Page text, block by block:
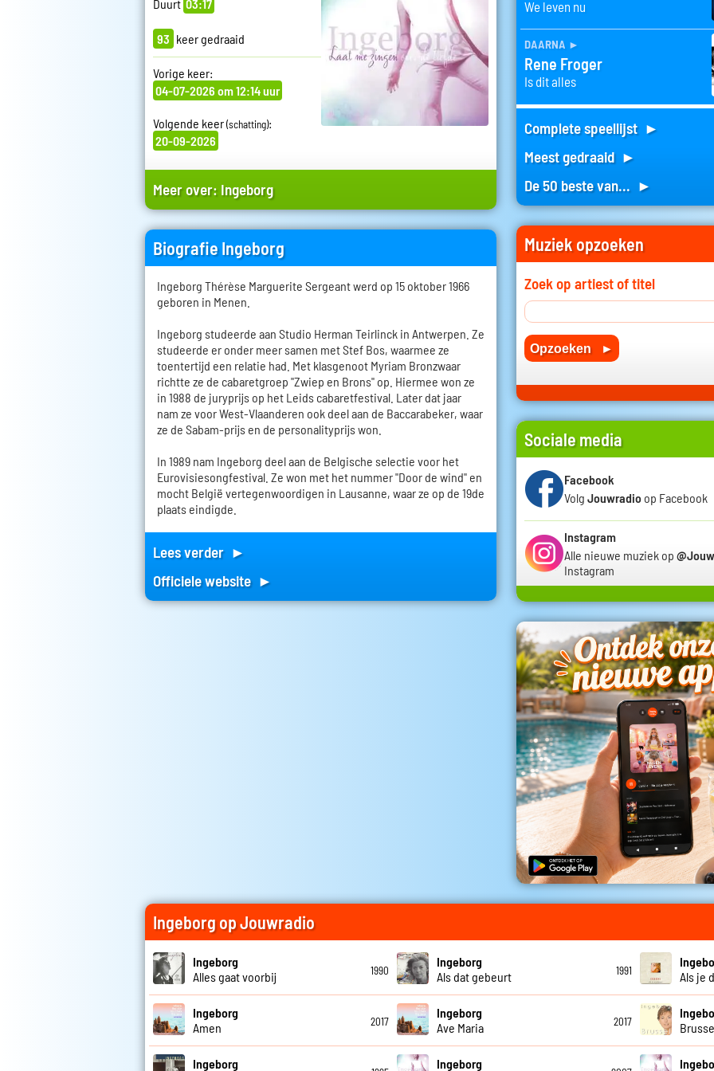
Duurt 03:17
93 keer gedraaid
Vorige keer:
04-07-2026 om 12:14 uur
Volgende keer(schatting):
20-09-2026
Meer over: Ingeborg
Biografie Ingeborg
Ingeborg Thérèse Marguerite Sergeant werd op 15 oktober 1966
geboren in Menen.
Ingeborg studeerde aan Studio Herman Teirlinck in Antwerpen. Ze
studeerde er onder meer samen met Stef Bos, waarmee ze
toentertijd een relatie had. Met klasgenoot Myriam Bronzwaar
richtte ze de cabaretgroep "Zwiep en Brons" op. Hiermee won ze
in 1988 de juryprijs op het Leids cabaretfestival. Later dat jaar
nam ze voor West-Vlaanderen ook deel aan de Baccarabeker, waar
ze de Sabam-prijs en de personalityprijs won.
In 1989 nam Ingeborg deel aan de Belgische selectie voor het
Eurovisiesongfestival. Ze won met het nummer "Door de wind" en
mocht België vertegenwoordigen in Lausanne, waar ze op de 19de
plaats eindigde.
Lees verder ►
Officiele website ►
We leven nu
daarna ►
Rene Froger
Is dit alles
Complete speellijst ►
Meest gedraaid ►
De 50 beste van... ►
Muziek opzoeken
Zoek op artiest of titel
Sociale media
Facebook
Volg Jouwradio op Facebook
Instagram
Alle nieuwe muziek op
Instagram
Ingeborg op Jouwradio
Ingeborg
Alles gaat voorbij
1990
Ingeborg
Als dat gebeurt
1991
Als je
Ingeborg
Amen
2017
Ingeborg
Ave Maria
2017
Ingeborg Ingeborg